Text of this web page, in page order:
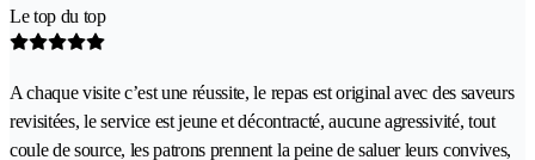
Le top du top
A chaque visite c’est une réussite, le repas est original avec des saveurs
revisitées, le service est jeune et décontracté, aucune agressivité, tout
coule de source, les patrons prennent la peine de saluer leurs convives,